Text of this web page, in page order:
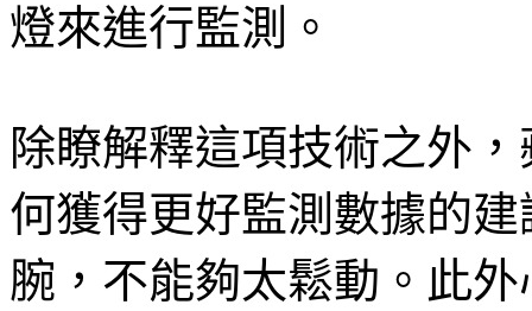
燈來進行監測。
除瞭解釋這項技術之外
何獲得更好監測數據的
腕，不能夠太鬆動。此